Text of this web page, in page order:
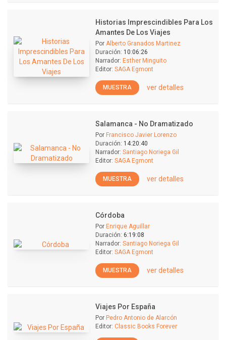
Historias Imprescindibles Para Los
Amantes De Los Viajes
Por Alberto Granados Martinez
Duración: 10:06:26
Narrador: Esther Minguito
Editor: SAGA Egmont
MUESTRA ver detalles
Salamanca - No Dramatizado
Por Francisco Javier Lorenzo
Duración: 14:20:40
Narrador: Santiago Noriega Gil
Editor: SAGA Egmont
MUESTRA ver detalles
Córdoba
Por Enrique Aguillar
Duración: 6:19:08
Narrador: Santiago Noriega Gil
Editor: SAGA Egmont
MUESTRA ver detalles
Viajes Por España
Por Pedro Antonio de Alarcón
Editor: Classic Books Forever